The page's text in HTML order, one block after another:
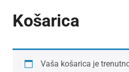
Košarica
Vaša košarica je